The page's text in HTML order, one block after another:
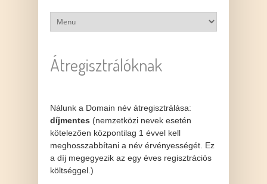
Átregisztrálóknak
Nálunk a Domain név átregisztrálása:
díjmentes (nemzetközi nevek esetén
kötelezően központilag 1 évvel kell
meghosszabbítani a név érvényességét. Ez
a díj megegyezik az egy éves regisztrációs
költséggel.)